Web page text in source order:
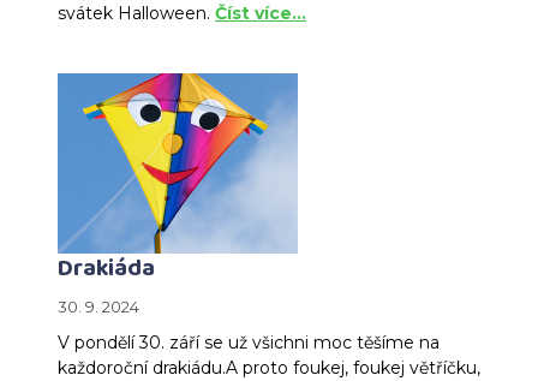
svátek Halloween. Číst více…
Drakiáda
30. 9. 2024
V pondělí 30. září se už všichni moc těšíme na
každoroční drakiádu.A proto foukej, foukej větříčku,